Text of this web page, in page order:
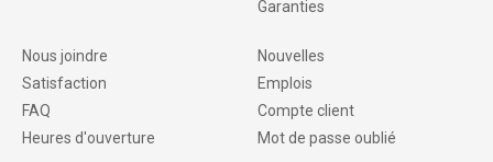
Garanties
Nous joindre
Satisfaction
FAQ
Heures d'ouverture
Nouvelles
Emplois
Compte client
Mot de passe oublié